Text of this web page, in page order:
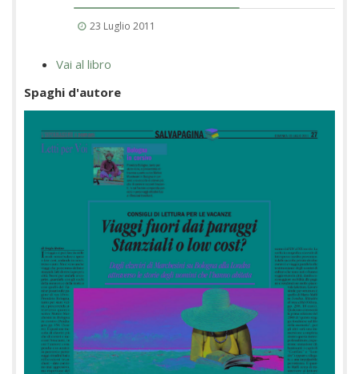
23 Luglio 2011
Vai al libro
Spaghi d'autore